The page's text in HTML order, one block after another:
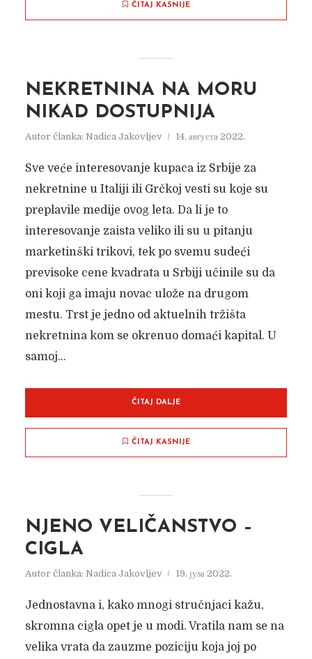
ČITAJ KASNIJE
NEKRETNINA NA MORU
NIKAD DOSTUPNIJA
Autor članka: Nadica Jakovljev 14. августа 2022.
Sve veće interesovanje kupaca iz Srbije za
nekretnine u Italiji ili Grčkoj vesti su koje su
preplavile medije ovog leta. Da li je to
interesovanje zaista veliko ili su u pitanju
marketinški trikovi, tek po svemu sudeći
previsoke cene kvadrata u Srbiji učinile su da
oni koji ga imaju novac ulože na drugom
mestu. Trst je jedno od aktuelnih tržišta
nekretnina kom se okrenuo domaći kapital. U
samoj...
ČITAJ DALJE
ČITAJ KASNIJE
NJENO VELIČANSTVO –
CIGLA
Autor članka: Nadica Jakovljev 19. јула 2022.
Jednostavna i, kako mnogi stručnjaci kažu,
skromna cigla opet je u modi. Vratila nam se na
velika vrata da zauzme poziciju koja joj po